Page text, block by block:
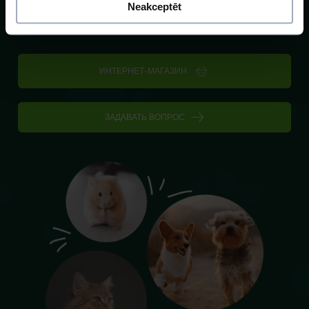
Neakceptēt
Dino Zoo Pasaule
ИНТЕРНЕТ-МАГАЗИН
ЗАДАВАТЬ ВОПРОС